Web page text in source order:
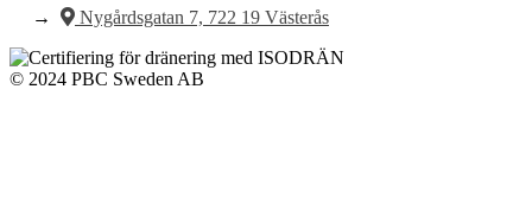
Nygårdsgatan 7, 722 19 Västerås
© 2024 PBC Sweden AB